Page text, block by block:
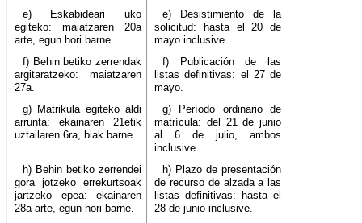
e) Eskabideari uko
egiteko: maiatzaren 20a
arte, egun hori barne.
e) Desistimiento de la
solicitud: hasta el 20 de
mayo inclusive.
f) Behin betiko zerrendak
argitaratzeko: maiatzaren
27a.
f) Publicación de las
listas definitivas: el 27 de
mayo.
g) Matrikula egiteko aldi
arrunta: ekainaren 21etik
uztailaren 6ra, biak barne.
g) Período ordinario de
matrícula: del 21 de junio
al 6 de julio, ambos
inclusive.
h) Behin betiko zerrendei
gora jotzeko errekurtsoak
jartzeko epea: ekainaren
28a arte, egun hori barne.
h) Plazo de presentación
de recurso de alzada a las
listas definitivas: hasta el
28 de junio inclusive.